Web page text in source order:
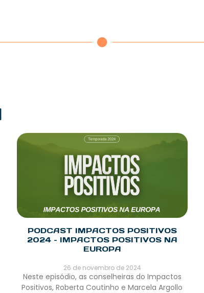
PODCAST IMPACTOS POSITIVOS
2024 – IMPACTOS POSITIVOS NA
EUROPA
26 de novembro de 2024
Neste episódio, as conselheiras do Impactos
Positivos, Roberta Coutinho e Marcela Argollo